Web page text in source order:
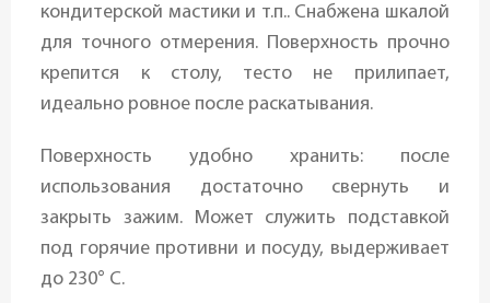
кондитерской мастики и т.п.. Снабжена шкалой
для точного отмерения. Поверхность прочно
крепится к столу, тесто не прилипает,
идеально ровное после раскатывания.
Поверхность удобно хранить: после
использования достаточно свернуть и
закрыть зажим. Может служить подставкой
под горячие противни и посуду, выдерживает
до 230° C.